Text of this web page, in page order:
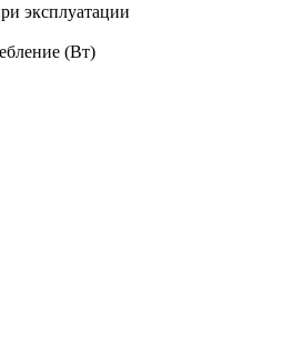
эксплуатации
(Вт)